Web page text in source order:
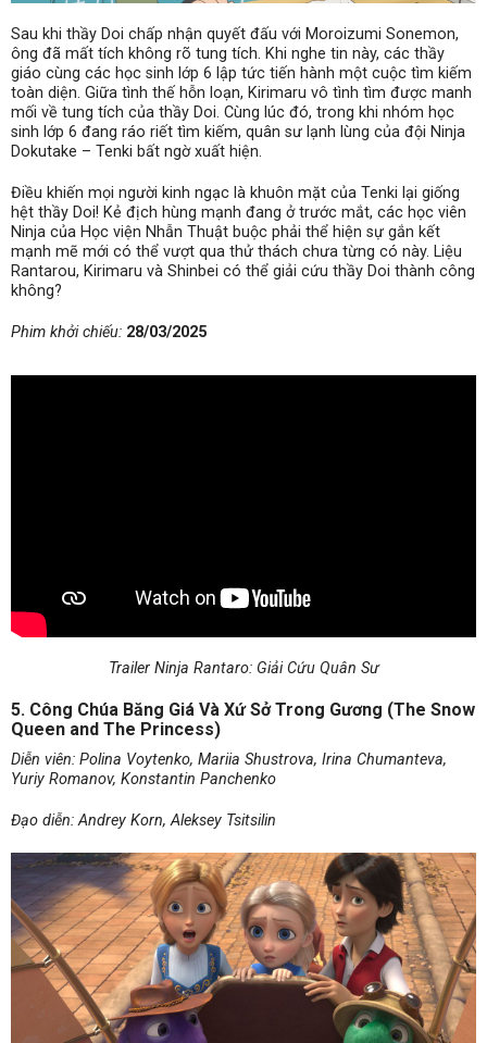
Sau khi thầy Doi chấp nhận quyết đấu với Moroizumi Sonemon,
ông đã mất tích không rõ tung tích. Khi nghe tin này, các thầy
giáo cùng các học sinh lớp 6 lập tức tiến hành một cuộc tìm kiếm
toàn diện. Giữa tình thế hỗn loạn, Kirimaru vô tình tìm được manh
mối về tung tích của thầy Doi. Cùng lúc đó, trong khi nhóm học
sinh lớp 6 đang ráo riết tìm kiếm, quân sư lạnh lùng của đội Ninja
Dokutake – Tenki bất ngờ xuất hiện.
Điều khiến mọi người kinh ngạc là khuôn mặt của Tenki lại giống
hệt thầy Doi! Kẻ địch hùng mạnh đang ở trước mắt, các học viên
Ninja của Học viện Nhẫn Thuật buộc phải thể hiện sự gắn kết
mạnh mẽ mới có thể vượt qua thử thách chưa từng có này. Liệu
Rantarou, Kirimaru và Shinbei có thể giải cứu thầy Doi thành công
không?
Phim khởi chiếu: 28/03/2025
Trailer Ninja Rantaro: Giải Cứu Quân Sư
5. Công Chúa Băng Giá Và Xứ Sở Trong Gương (The Snow
Queen and The Princess)
Diễn viên: Polina Voytenko, Mariia Shustrova, Irina Chumanteva,
Yuriy Romanov, Konstantin Panchenko
Đạo diễn: Andrey Korn, Aleksey Tsitsilin